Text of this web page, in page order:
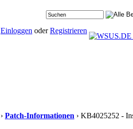
Einloggen oderRegistrieren
› Patch-Informationen › KB4025252 -